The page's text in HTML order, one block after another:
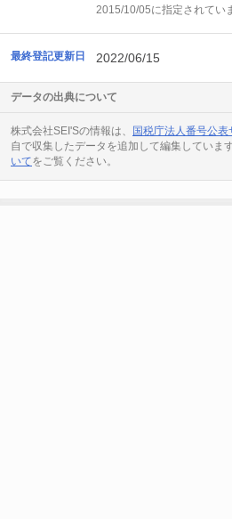
2015/10/05に指定されてい
最終登記更新日 2022/06/15
データの出典について
株式会社SEI'Sの情報は、 国税庁法人番号公表
自で収集したデータを追加して編集していま
いてをご覧ください。